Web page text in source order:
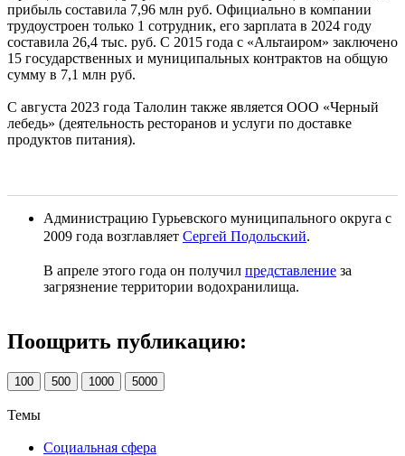
прибыль составила 7,96 млн руб. Официально в компании
трудоустроен только 1 сотрудник, его зарплата в 2024 году
составила 26,4 тыс. руб. С 2015 года с «Альтаиром» заключено
15 государственных и муниципальных контрактов на общую
сумму в 7,1 млн руб.
С августа 2023 года Талолин также является ООО «Черный
лебедь» (деятельность ресторанов и услуги по доставке
продуктов питания).
Администрацию Гурьевского муниципального округа с
2009 года возглавляет Сергей Подольский.
В апреле этого года он получил представление за
загрязнение территории водохранилища.
Поощрить публикацию:
100 500 1000 5000
Темы
Социальная сфера